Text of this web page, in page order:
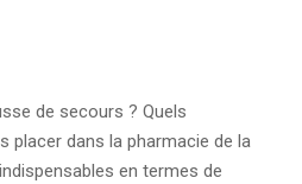
de secours ? Quels
placer dans la pharmacie de la
en termes de